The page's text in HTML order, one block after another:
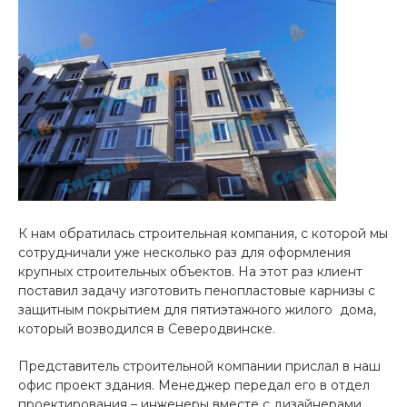
К нам обратилась строительная компания, с которой мы
сотрудничали уже несколько раз для оформления
крупных строительных объектов. На этот раз клиент
поставил задачу изготовить пенопластовые карнизы с
защитным покрытием для пятиэтажного жилого дома,
который возводился в Северодвинске.
Представитель строительной компании прислал в наш
офис проект здания. Менеджер передал его в отдел